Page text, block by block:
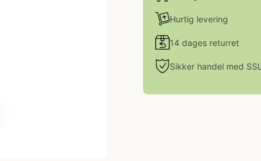
Hurtig levering
14 dages returret
Sikker handel med